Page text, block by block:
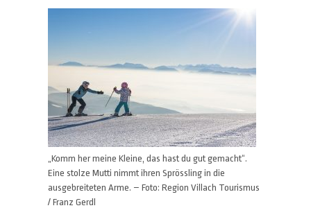
„Komm her meine Kleine, das hast du gut gemacht“.
Eine stolze Mutti nimmt ihren Sprössling in die
ausgebreiteten Arme. – Foto: Region Villach Tourismus
/ Franz Gerdl